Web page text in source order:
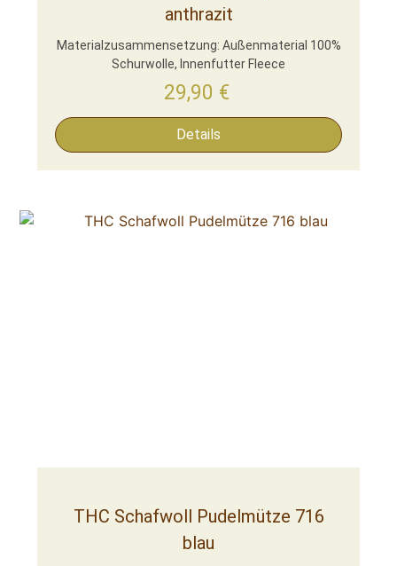
anthrazit
Materialzusammensetzung: Außenmaterial 100%
Schurwolle, Innenfutter Fleece
29,90 €
Details
THC Schafwoll Pudelmütze 716
blau